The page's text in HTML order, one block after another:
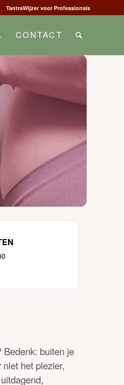
TantraWijzer voor Professionals
CONTACT
buiten je
het plezier,